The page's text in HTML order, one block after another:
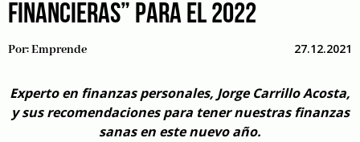
FINANCIERAS” PARA EL 2022
Por:Emprende 27.12.2021
Experto en finanzas personales, Jorge Carrillo Acosta,
y sus recomendaciones para tener nuestras finanzas
sanas en este nuevo año.